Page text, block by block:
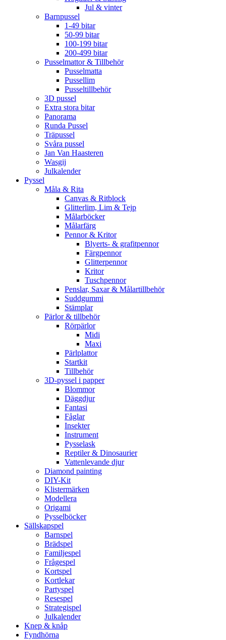
Jul & vinter
Barnpussel
1-49 bitar
50-99 bitar
100-199 bitar
200-499 bitar
Pusselmattor & Tillbehör
Pusselmatta
Pussellim
Pusseltillbehör
3D pussel
Extra stora bitar
Panorama
Runda Pussel
Träpussel
Svåra pussel
Jan Van Haasteren
Wasgij
Julkalender
Pyssel
Måla & Rita
Canvas & Ritblock
Glitterlim, Lim & Tejp
Målarböcker
Målarfärg
Pennor & Kritor
Blyerts- & grafitpennor
Färgpennor
Glitterpennor
Kritor
Tuschpennor
Penslar, Saxar & Målartillbehör
Suddgummi
Stämplar
Pärlor & tillbehör
Rörpärlor
Midi
Maxi
Pärlplattor
Startkit
Tillbehör
3D-pyssel i papper
Blommor
Däggdjur
Fantasi
Fåglar
Insekter
Instrument
Pysselask
Reptiler & Dinosaurier
Vattenlevande djur
Diamond painting
DIY-Kit
Klistermärken
Modellera
Origami
Pysselböcker
Sällskapspel
Barnspel
Brädspel
Familjespel
Frågespel
Kortspel
Kortlekar
Partyspel
Resespel
Strategispel
Julkalender
Knep & knåp
Fyndhörna